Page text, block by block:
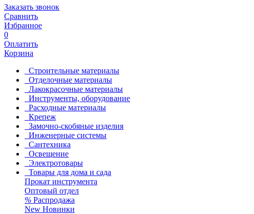
Заказать звонок
Сравнить
Избранное
0
Оплатить
Корзина
Строительные материалы
Отделочные материалы
Лакокрасочные материалы
Инструменты, оборудование
Расходные материалы
Крепеж
Замочно-скобяные изделия
Инженерные системы
Сантехника
Освещение
Электротовары
Товары для дома и сада
Прокат инструмента
Оптовый отдел
% Распродажа
New Новинки